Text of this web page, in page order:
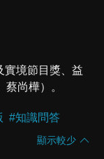
實境節目獎、益
尚樺）。
#知識問答
顯示較少